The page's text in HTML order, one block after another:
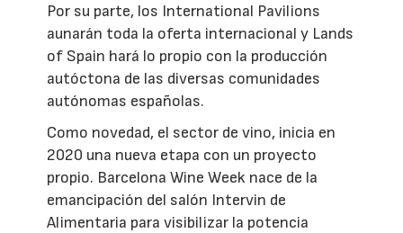
Por su parte, los International Pavilions
aunarán toda la oferta internacional y Lands
of Spain hará lo propio con la producción
autóctona de las diversas comunidades
autónomas españolas.
Como novedad, el sector de vino, inicia en
2020 una nueva etapa con un proyecto
propio. Barcelona Wine Week nace de la
emancipación del salón Intervin de
Alimentaria para visibilizar la potencia